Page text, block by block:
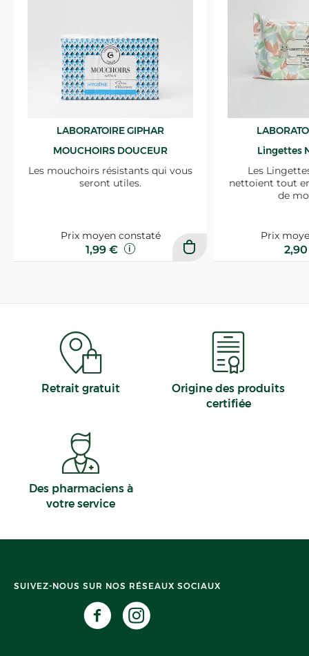
LABORATOIRE GIPHAR
MOUCHOIRS DOUCEUR
Les mouchoirs résistants qui vous
seront utiles.
Prix moyen constaté
1,99 €
Lingettes
Les
nettoient tout
de
Prix
Retrait gratuit
Origine des produits
certifiée
Des pharmaciens à
votre service
SUIVEZ-NOUS SUR NOS RÉSEAUX SOCIAUX